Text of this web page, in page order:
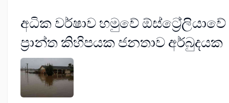
අධික වර්ෂාව හමුවේ ඕස්ට්‍රේලියාවේ
ප්‍රාන්ත කිහිපයක ජනතාව අර්බුදයක